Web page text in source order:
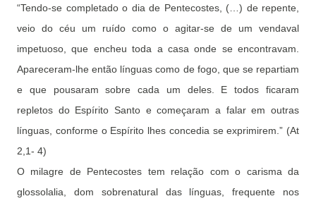
“Tendo-se completado o dia de Pentecostes, (…) de repente,
veio do céu um ruído como o agitar-se de um vendaval
impetuoso, que encheu toda a casa onde se encontravam.
Apareceram-lhe então línguas como de fogo, que se repartiam
e que pousaram sobre cada um deles. E todos ficaram
repletos do Espírito Santo e começaram a falar em outras
línguas, conforme o Espírito lhes concedia se exprimirem.” (At
2,1- 4)
O milagre de Pentecostes tem relação com o carisma da
glossolalia, dom sobrenatural das línguas, frequente nos